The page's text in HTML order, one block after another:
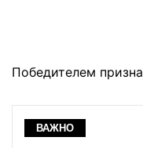
Победителем
ВАЖНО